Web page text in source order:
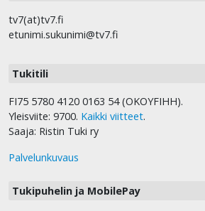
tv7(at)tv7.fi
etunimi.sukunimi@tv7.fi
Tukitili
FI75 5780 4120 0163 54 (OKOYFIHH).
Yleisviite: 9700. Kaikki viitteet.
Saaja: Ristin Tuki ry
Palvelunkuvaus
Tukipuhelin ja MobilePay